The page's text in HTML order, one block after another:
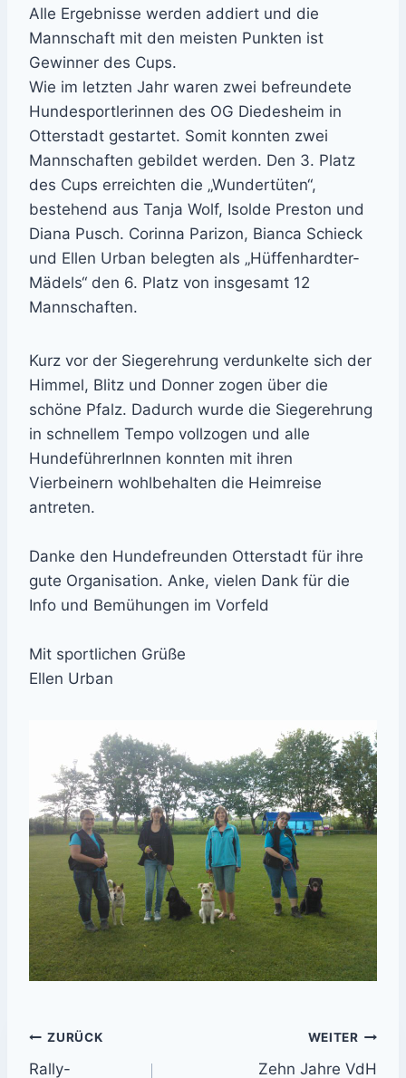
Alle Ergebnisse werden addiert und die
Mannschaft mit den meisten Punkten ist
Gewinner des Cups.
Wie im letzten Jahr waren zwei befreundete
Hundesportlerinnen des OG Diedesheim in
Otterstadt gestartet. Somit konnten zwei
Mannschaften gebildet werden. Den 3. Platz
des Cups erreichten die „Wundertüten“,
bestehend aus Tanja Wolf, Isolde Preston und
Diana Pusch. Corinna Parizon, Bianca Schieck
und Ellen Urban belegten als „Hüffenhardter-
Mädels“ den 6. Platz von insgesamt 12
Mannschaften.
Kurz vor der Siegerehrung verdunkelte sich der
Himmel, Blitz und Donner zogen über die
schöne Pfalz. Dadurch wurde die Siegerehrung
in schnellem Tempo vollzogen und alle
HundeführerInnen konnten mit ihren
Vierbeinern wohlbehalten die Heimreise
antreten.
Danke den Hundefreunden Otterstadt für ihre
gute Organisation. Anke, vielen Dank für die
Info und Bemühungen im Vorfeld
Mit sportlichen Grüße
Ellen Urban
Beitrags-
ZURÜCK
Rally-
WEITER
Zehn Jahre VdH